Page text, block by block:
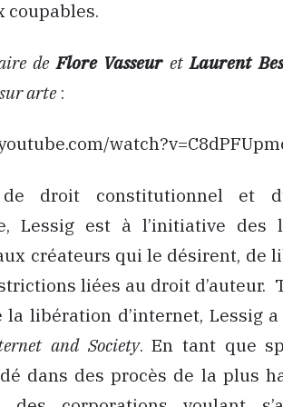
coupables.
deFlore VasseuretLaurent
arte :
de droit constitutionnel et
Lessig est à l’initiative des
créateurs qui le désirent, de
liées au droit d’auteur.
la libération d’internet, Lessig
and Society. En tant que
dans des procès de la plus